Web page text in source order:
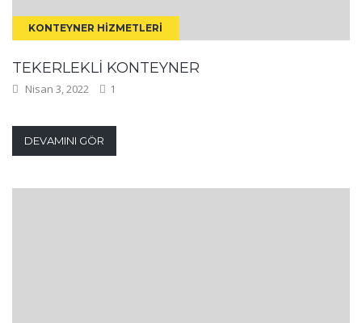
KONTEYNER HIZMETLERI
TEKERLEKLI KONTEYNER
Nisan 3, 2022 1
DEVAMINI GÖR